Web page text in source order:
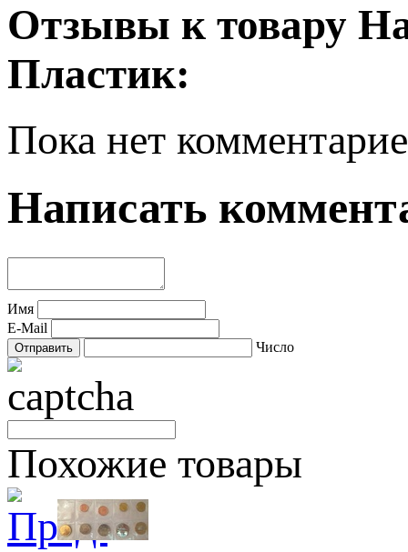
Отзывы к товару
Пластик:
Пока нет
Написать
Имя
E-Mail
Число
Похожие товары